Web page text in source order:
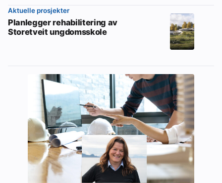
Aktuelle prosjekter
Planlegger rehabilitering av
Storetveit ungdomsskole